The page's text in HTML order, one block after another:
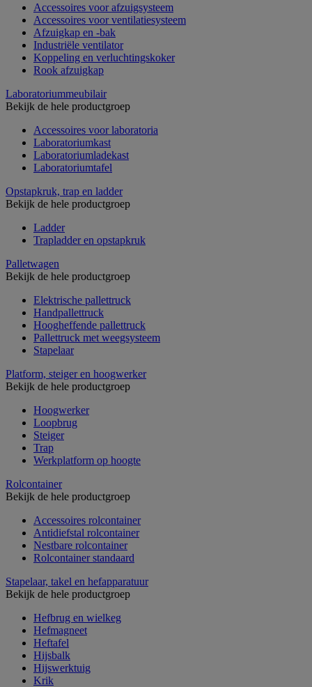
Accessoires voor afzuigsysteem
Accessoires voor ventilatiesysteem
Afzuigkap en -bak
Industriële ventilator
Koppeling en verluchtingskoker
Rook afzuigkap
Laboratoriummeubilair
Bekijk de hele productgroep
Accessoires voor laboratoria
Laboratoriumkast
Laboratoriumladekast
Laboratoriumtafel
Opstapkruk, trap en ladder
Bekijk de hele productgroep
Ladder
Trapladder en opstapkruk
Palletwagen
Bekijk de hele productgroep
Elektrische pallettruck
Handpallettruck
Hoogheffende pallettruck
Pallettruck met weegsysteem
Stapelaar
Platform, steiger en hoogwerker
Bekijk de hele productgroep
Hoogwerker
Loopbrug
Steiger
Trap
Werkplatform op hoogte
Rolcontainer
Bekijk de hele productgroep
Accessoires rolcontainer
Antidiefstal rolcontainer
Nestbare rolcontainer
Rolcontainer standaard
Stapelaar, takel en hefapparatuur
Bekijk de hele productgroep
Hefbrug en wielkeg
Hefmagneet
Heftafel
Hijsbalk
Hijswerktuig
Krik